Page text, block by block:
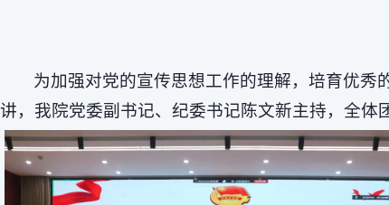
为加强对党的宣传思想工作的理解，培育优
讲，我院党委副书记、纪委书记陈文新主持，全体